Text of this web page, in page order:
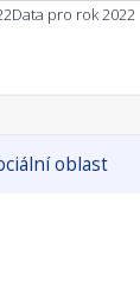
Data pro rok 2022
oblast